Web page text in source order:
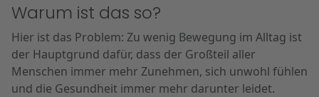
Warum ist das so?
Hier ist das Problem: Zu wenig Bewegung im Alltag ist
der Hauptgrund dafür, dass der Großteil aller
Menschen immer mehr Zunehmen, sich unwohl fühlen
und die Gesundheit immer mehr darunter leidet.